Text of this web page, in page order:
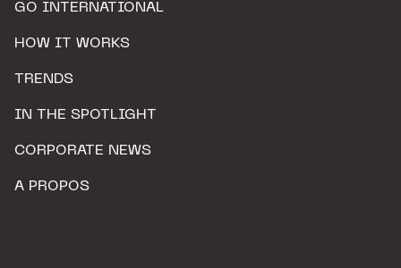
GO INTERNATIONAL
HOW IT WORKS
TRENDS
IN THE SPOTLIGHT
CORPORATE NEWS
A PROPOS